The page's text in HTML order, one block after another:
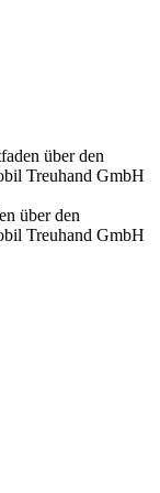
über den
Treuhand GmbH
über den
Treuhand GmbH